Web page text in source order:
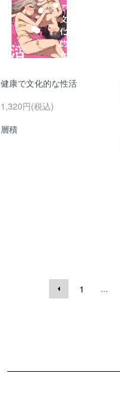
健康で文化的な性活
1,320円(税込)
層積
1 ...